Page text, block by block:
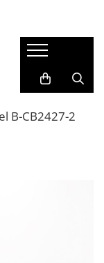
B-CB2427-2